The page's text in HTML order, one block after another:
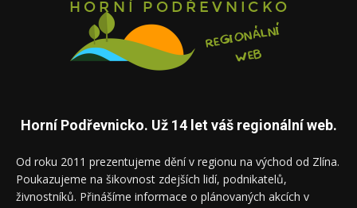
Horní Podřevnicko. Už 14 let váš regionální web.
Od roku 2011 prezentujeme dění v regionu na východ od Zlína.
Poukazujeme na šikovnost zdejších lidí, podnikatelů,
živnostníků. Přinášíme informace o plánovaných akcích v